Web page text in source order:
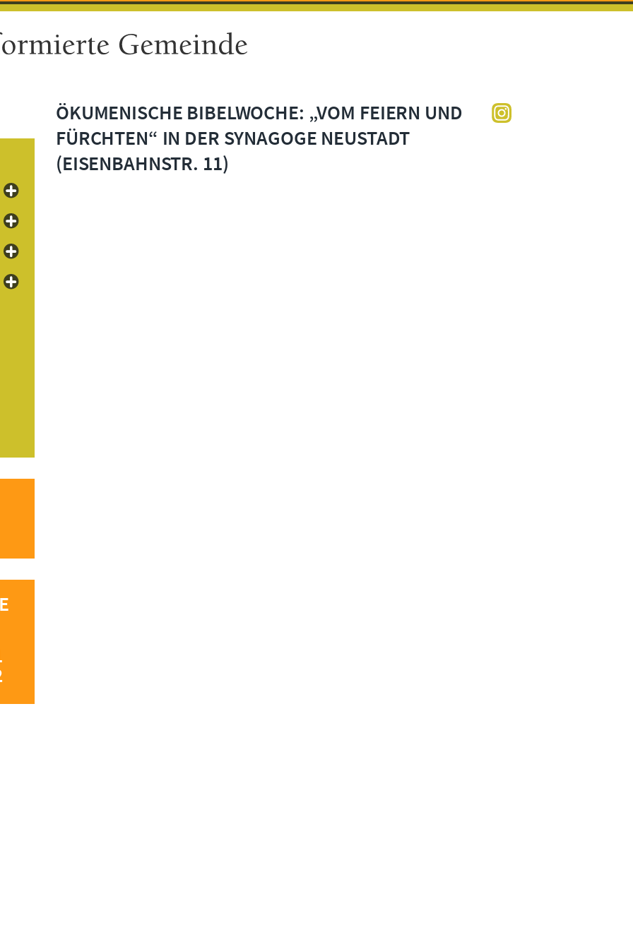
ÖKUMENISCHE BIBELWOCHE: „VOM FEIERN UND
FÜRCHTEN“ IN DER SYNAGOGE NEUSTADT
(EISENBAHNSTR. 11)